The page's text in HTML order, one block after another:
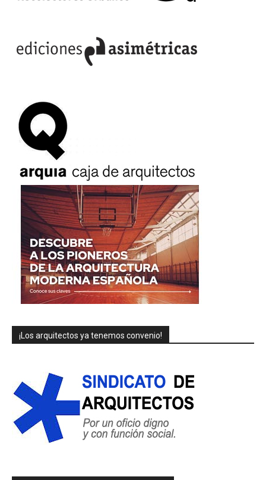
¡Los arquitectos ya tenemos convenio!